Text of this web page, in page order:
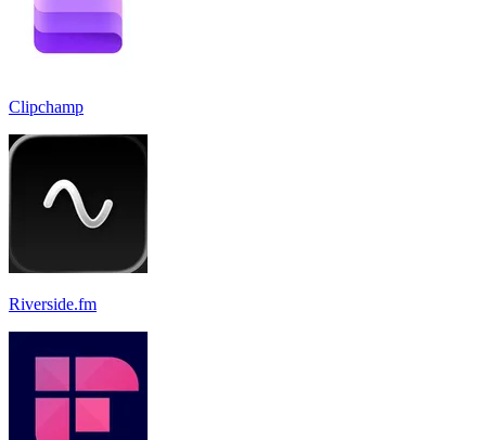
Clipchamp
Riverside.fm